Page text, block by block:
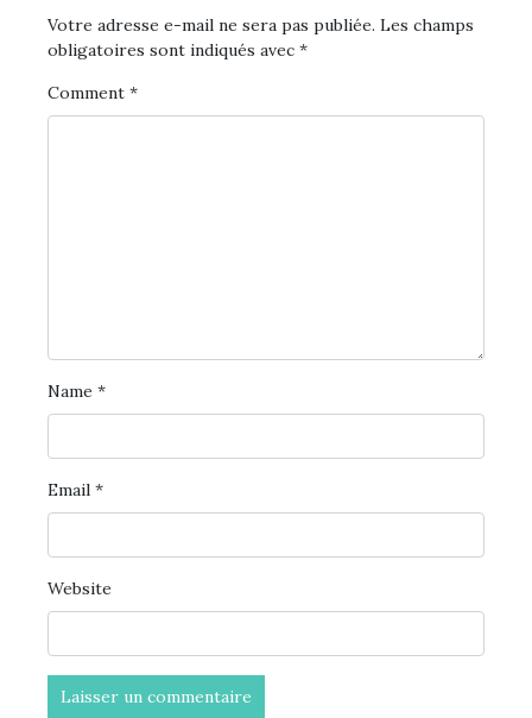
Votre adresse e-mail ne sera pas publiée. Les champs
obligatoires sont indiqués avec *
Comment *
Name *
Email *
Website